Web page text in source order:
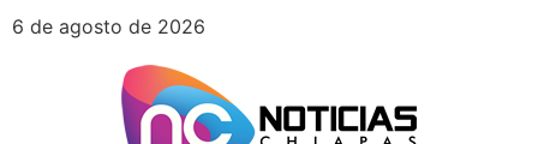
6 de agosto de 2026